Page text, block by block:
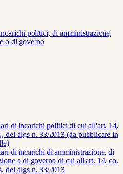
politici, di amministrazione,
o di governo
di incarichi politici di cui all'art. 14,
del dlgs n. 33/2013 (da pubblicare in
di incarichi di amministrazione, di
o di governo di cui all'art. 14, co.
del dlgs n. 33/2013